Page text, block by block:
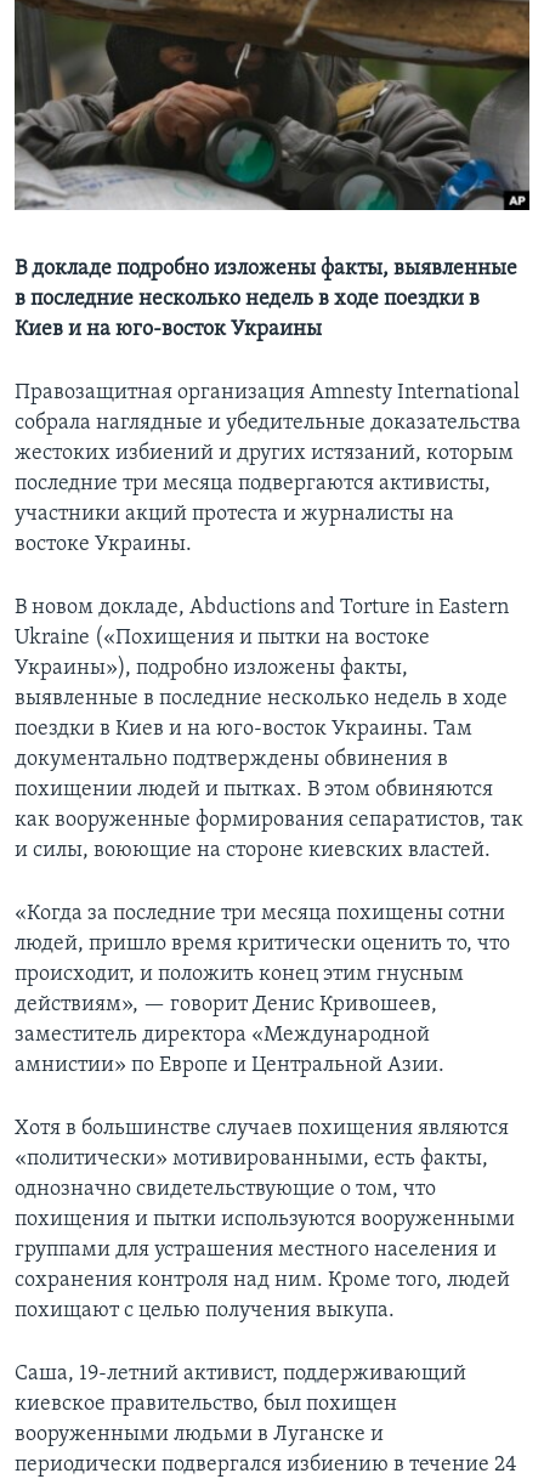
Learning English
СОЦИАЛЬНЫЕ СЕТИ
В докладе подробно изложены факты, выявленные
в последние несколько недель в ходе поездки в
Киев и на юго-восток Украины
Правозащитная организация Amnesty International
собрала наглядные и убедительные доказательства
жестоких избиений и других истязаний, которым
последние три месяца подвергаются активисты,
участники акций протеста и журналисты на
востоке Украины.
В новом докладе, Abductions and Torture in Eastern
Ukraine («Похищения и пытки на востоке
Украины»), подробно изложены факты,
выявленные в последние несколько недель в ходе
поездки в Киев и на юго-восток Украины. Там
документально подтверждены обвинения в
похищении людей и пытках. В этом обвиняются
как вооруженные формирования сепаратистов, так
и силы, воюющие на стороне киевских властей.
«Когда за последние три месяца похищены сотни
людей, пришло время критически оценить то, что
происходит, и положить конец этим гнусным
действиям», — говорит Денис Кривошеев,
заместитель директора «Международной
амнистии» по Европе и Центральной Азии.
Хотя в большинстве случаев похищения являются
«политически» мотивированными, есть факты,
однозначно свидетельствующие о том, что
похищения и пытки используются вооруженными
группами для устрашения местного населения и
сохранения контроля над ним. Кроме того, людей
похищают с целью получения выкупа.
Саша, 19-летний активист, поддерживающий
киевское правительство, был похищен
вооруженными людьми в Луганске и
периодически подвергался избиению в течение 24